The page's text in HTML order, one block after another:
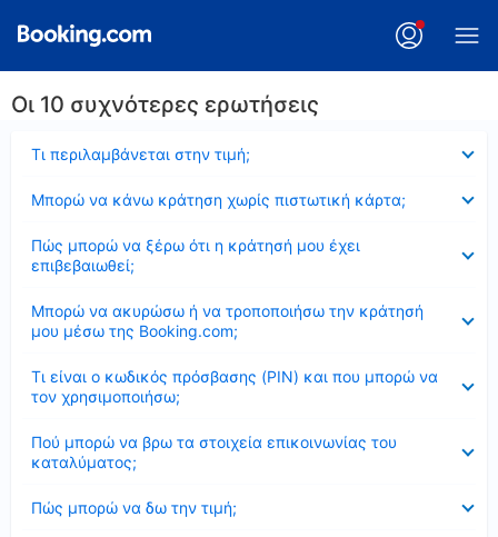
Οι 10 συχνότερες ερωτήσεις
Τι περιλαμβάνεται στην τιμή;
Μπορώ να κάνω κράτηση χωρίς πιστωτική κάρτα;
Πώς μπορώ να ξέρω ότι η κράτησή μου έχει
επιβεβαιωθεί;
Μπορώ να ακυρώσω ή να τροποποιήσω την κράτησή
μου μέσω της Booking.com;
Τι είναι ο κωδικός πρόσβασης (PIN) και που μπορώ να
τον χρησιμοποιήσω;
Πού μπορώ να βρω τα στοιχεία επικοινωνίας του
καταλύματος;
Πώς μπορώ να δω την τιμή;